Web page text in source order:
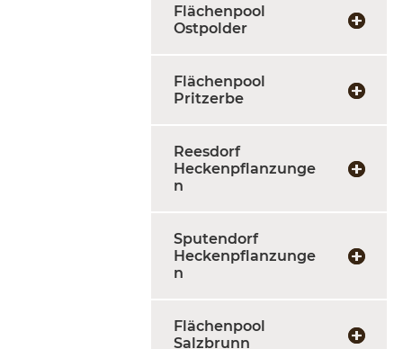
Flächenpool
Ostpolder
Flächenpool
Pritzerbe
Reesdorf
Heckenpflanzunge
n
Sputendorf
Heckenpflanzunge
n
Flächenpool
Salzbrunn